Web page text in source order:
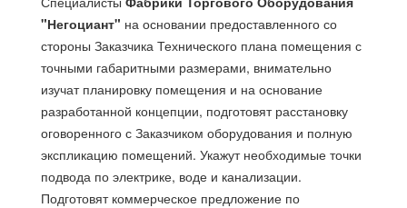
"Негоциант" на основании предоставленного со
стороны Заказчика Технического плана помещения с
точными габаритными размерами, внимательно
изучат планировку помещения и на основание
разработанной концепции, подготовят расстановку
оговоренного с Заказчиком оборудования и полную
экспликацию помещений. Укажут необходимые точки
подвода по электрике, воде и канализации.
Подготовят коммерческое предложение по